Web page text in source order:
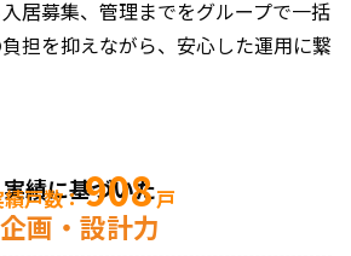
居募集、管理までをグループで一括
担を抑えながら、安心した運用に繋
績戸数：908戸
実績に基づいた
企画・設計力